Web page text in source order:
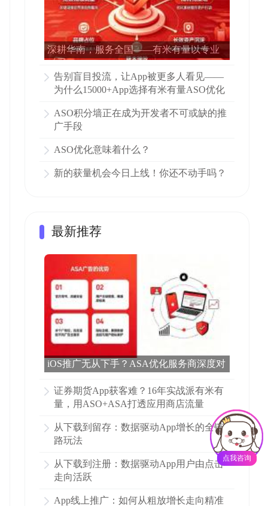
点我咨询
深耕华南，服务全国——有米有量以专业
告别盲目投流，让App被更多人看见——
为什么15000+App选择有米有量ASO优化
ASO积分墙正在成为开发者不可或缺的推
广手段
ASO优化意味着什么？
新的获量机会今日上线！你还不动手吗？
最新推荐
iOS推广无从下手？ASA优化服务商深度对
证券期货App获客难？16年实战派有米有
量，用ASO+ASA打透应用商店流量
从下载到留存：数据驱动App增长的全链
路玩法
从下载到注册：数据驱动App用户由点击
走向活跃
App线上推广：如何从粗放增长走向精准